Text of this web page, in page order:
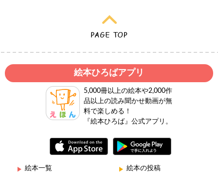
絵本ひろばアプリ
5,000冊以上の絵本や2,000作
品以上の読み聞かせ動画が無
料で楽しめる！
『絵本ひろば』公式アプリ。
絵本一覧 絵本の投稿